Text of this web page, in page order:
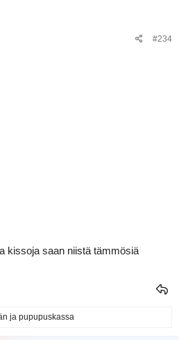
#234
kissoja saan niistä tämmösiä
ja pupupuskassa